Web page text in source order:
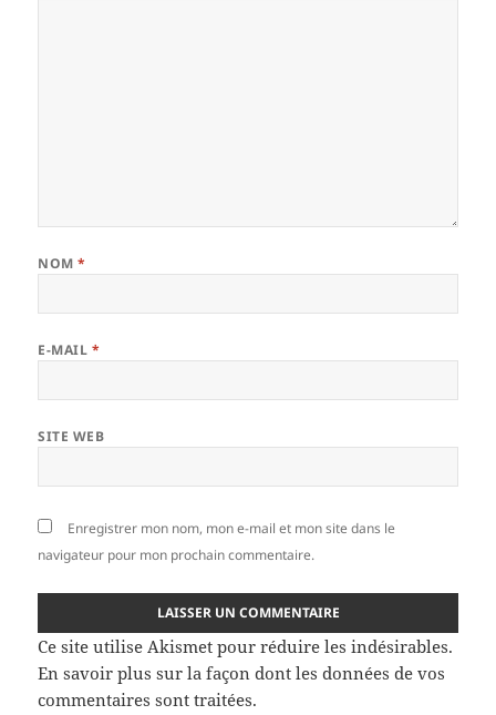
NOM*
E-MAIL *
SITE WEB
Enregistrer mon nom, mon e-mail et mon site dans le
navigateur pour mon prochain commentaire.
Ce site utilise Akismet pour réduire les indésirables.
En savoir plus sur la façon dont les données de vos
commentaires sont traitées.